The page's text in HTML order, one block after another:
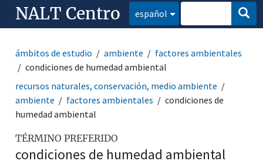
NALT Centro español
ámbitos de estudio ambiente
factores ambientales
condiciones de humedad ambiental
recursos naturales, conservación, medio ambiente
ambiente
factores ambientales
condiciones de
humedad ambiental
TÉRMINO PREFERIDO
condiciones de humedad ambiental